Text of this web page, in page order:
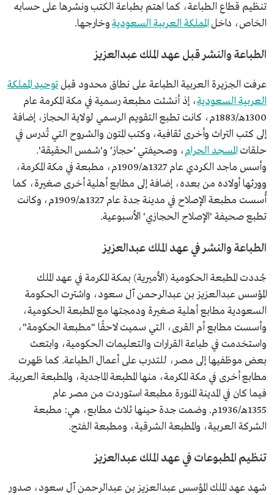
تنظيم قطاع الطباعة، كما اهتم بطباعة الكتب ونشرها على حسابه
الخاص، داخلالمملكة العربية السعوديةوخارجها.
الطباعة والنشر قبل عهد الملك عبدالعزيز
عرفت الجزيرة العربية الطباعة على نطاق محدود قبلتوحيد المملكة
العربية السعودية، إذ أنشئت مطبعة رسمية في مكة المكرمة عام
1300هـ/1883م، كانت تطبع التقويم الرسمي لولاية الحجاز، إضافة
إلى كتب التراث وأخرى ثقافية، وكتب المتون والشروح التي تُدرس في
حلقاتالمسجد الحرام، وصحيفتي 'حجاز' و'شمس الحقيقة'.
وأسس ماجد الكردي عام 1327هـ/1909م، مطبعة في مكة المكرمة،
وورثها أولاده من بعده، إضافة إلى مطابع أهلية أخرى صغيرة، كما
أُسست مطبعة الإصلاح في مدينة جدة عام 1327هـ/1909م، وكانت
تطبع صحيفة 'الإصلاح الحجازي' الأسبوعية.
الطباعة والنشر في عهد الملك عبدالعزيز
جُددت المطبعة الحكومية (الأميرية) بمكة المكرمة في عهد الملك
المؤسس عبدالعزيز بن عبدالرحمن آل سعود، واشترت الحكومة
السعودية مطابع أهلية صغيرة ودمجتها مع المطبعة الحكومية،
وأسست مطابع أم القرى، التي سميت لاحقًا "مطبعة الحكومة"،
واستخدمت في طباعة القرارات والتعليمات الحكومية، وابتعث
بعض موظفيها إلى مصر، للتدرب على أعمال الطباعة. كما ظهرت
مطابع أخرى في مكة المكرمة، منها المطبعة الماجدية، والمطبعة العربية.
فيما كان في المدينة المنورة مطبعة استوردت من مصر عام
1355هـ/1936م. وضمت جدة حينها ثلاث مطابع، هي: مطبعة
الشركة العربية، والمطبعة الشرقية، ومطبعة الفتح.
تنظيم المطبوعات في عهد الملك عبدالعزيز
شهد عهد الملك المؤسس عبدالعزيز بن عبدالرحمن آل سعود، صدور